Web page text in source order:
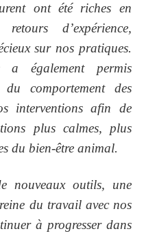
ont été riches en
d’expérience,
sur nos pratiques.
a également permis
comportement des
interventions afin de
plus calmes, plus
du bien-être animal.
nouveaux outils, une
du travail avec nos
à progresser dans